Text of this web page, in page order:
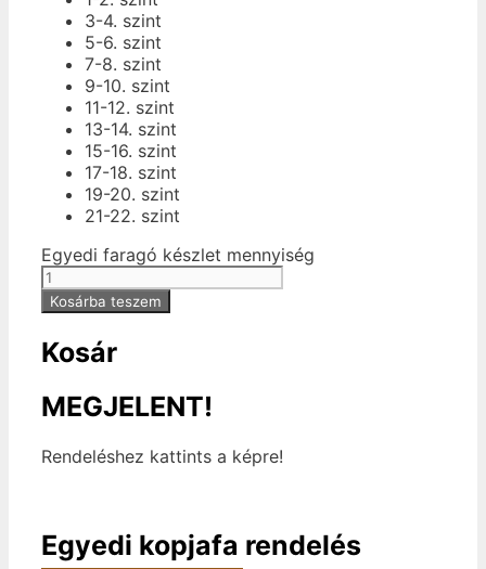
3-4. szint
5-6. szint
7-8. szint
9-10. szint
11-12. szint
13-14. szint
15-16. szint
17-18. szint
19-20. szint
21-22. szint
Egyedi faragó készlet mennyiség
Kosárba teszem
Kosár
MEGJELENT!
Rendeléshez kattints a képre!
Egyedi kopjafa rendelés